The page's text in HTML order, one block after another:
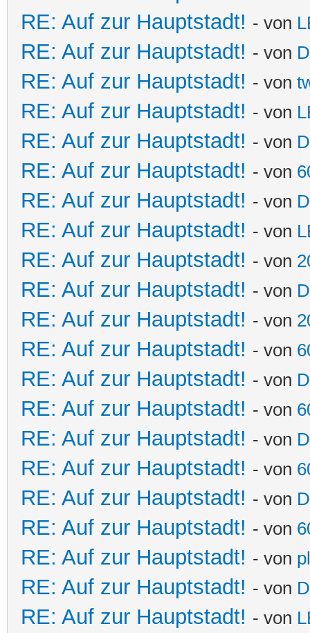
RE: Auf zur Hauptstadt! - von
RE: Auf zur Hauptstadt! - von
RE: Auf zur Hauptstadt! - von
RE: Auf zur Hauptstadt! - von
RE: Auf zur Hauptstadt! - von
RE: Auf zur Hauptstadt! - von
RE: Auf zur Hauptstadt! - von
RE: Auf zur Hauptstadt! - von
RE: Auf zur Hauptstadt! - von
RE: Auf zur Hauptstadt! - von
RE: Auf zur Hauptstadt! - von
RE: Auf zur Hauptstadt! - von
RE: Auf zur Hauptstadt! - von
RE: Auf zur Hauptstadt! - von
RE: Auf zur Hauptstadt! - von
RE: Auf zur Hauptstadt! - von
RE: Auf zur Hauptstadt! - von
RE: Auf zur Hauptstadt! - von
RE: Auf zur Hauptstadt! - von
RE: Auf zur Hauptstadt! - von
RE: Auf zur Hauptstadt! - von